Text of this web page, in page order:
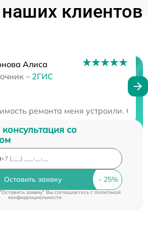
клиентов
Алиса
– 2ГИС
ремонта меня устроили.
со
Оставить заявку
заявку" Вы соглашаетесь cполитикой
конфиденциальности